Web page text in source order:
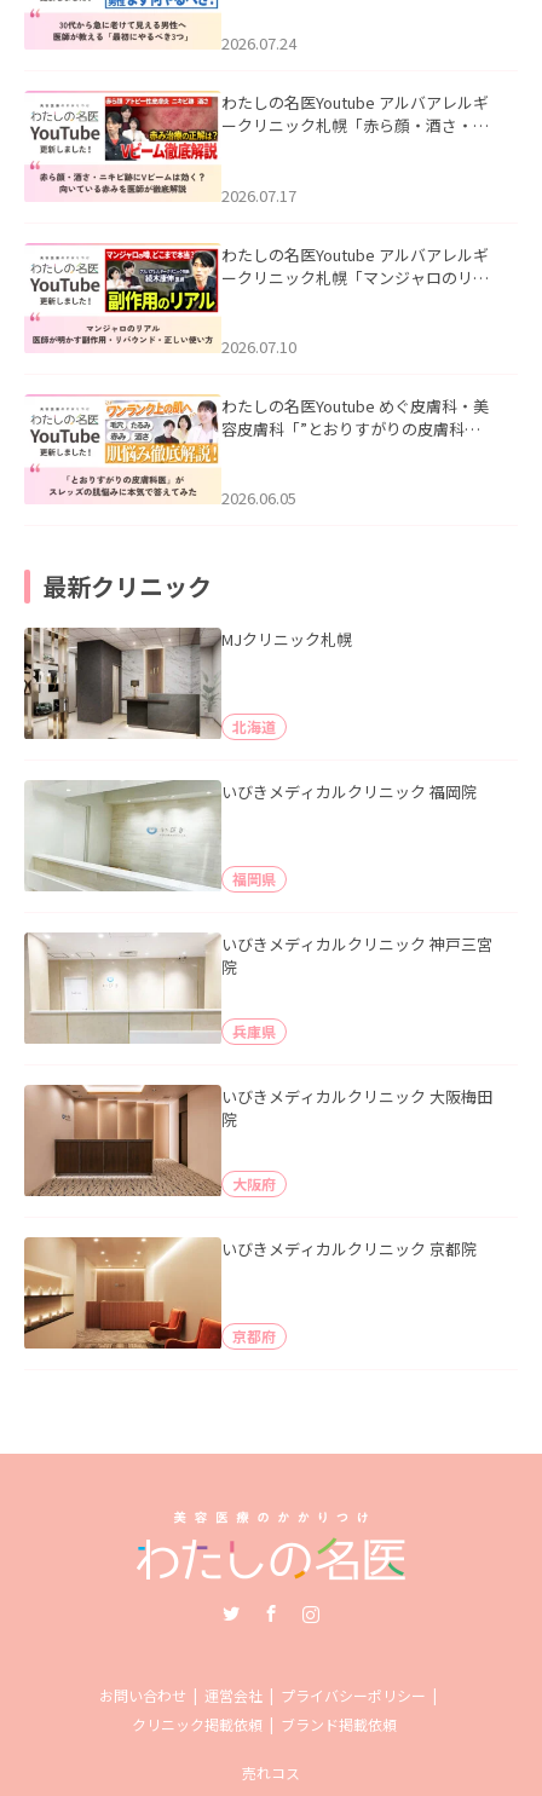
た。
2026.07.24
わたしの名医Youtube アルバアレルギ
ークリニック札幌「赤ら顔・酒さ・ニ
した。
2026.07.17
わたしの名医Youtube アルバアレルギ
ークリニック札幌「マンジャロのリア
た。
2026.07.10
わたしの名医Youtube めぐ皮膚科・美
容皮膚科「”とおりすがりの皮膚科
2026.06.05
最新クリニック
MJクリニック札幌
北海道
いびきメディカルクリニック 福岡院
福岡県
いびきメディカルクリニック 神戸三宮
院
兵庫県
いびきメディカルクリニック 大阪梅田
院
大阪府
いびきメディカルクリニック 京都院
京都府
お問い合わせ 運営会社
プライバシーポリシー
クリニック掲載依頼
ブランド掲載依頼
売れコス